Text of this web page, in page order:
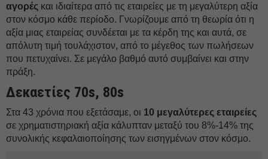
αγορές και ιδιαίτερα από τις εταιρείες με τη μεγαλύτερη αξία
στον κόσμο κάθε περίοδο. Γνωρίζουμε από τη θεωρία ότι η
αξία μιας εταιρείας συνδέεται με τα κέρδη της και αυτά, σε
απόλυτη τιμή τουλάχιστον, από το μέγεθος των πωλήσεων
που πετυχαίνει. Σε μεγάλο βαθμό αυτό συμβαίνει και στην
πράξη.
Δεκαετίες 70s, 80s
Στα 43 χρόνια που εξετάσαμε, οι 10 μεγαλύτερες εταιρείες
σε χρηματιστηριακή αξία κάλυπταν μεταξύ του 8%-14% της
συνολικής κεφαλαιοποίησης των εισηγμένων στον κόσμο.